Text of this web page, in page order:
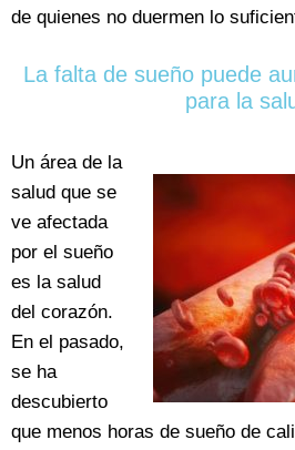
de quienes no duermen lo
La falta de sueño puede
para la
Un área de la
salud que se
ve afectada
por el sueño
es la salud
del corazón.
En el pasado,
se ha
descubierto
que menos horas de sueño de